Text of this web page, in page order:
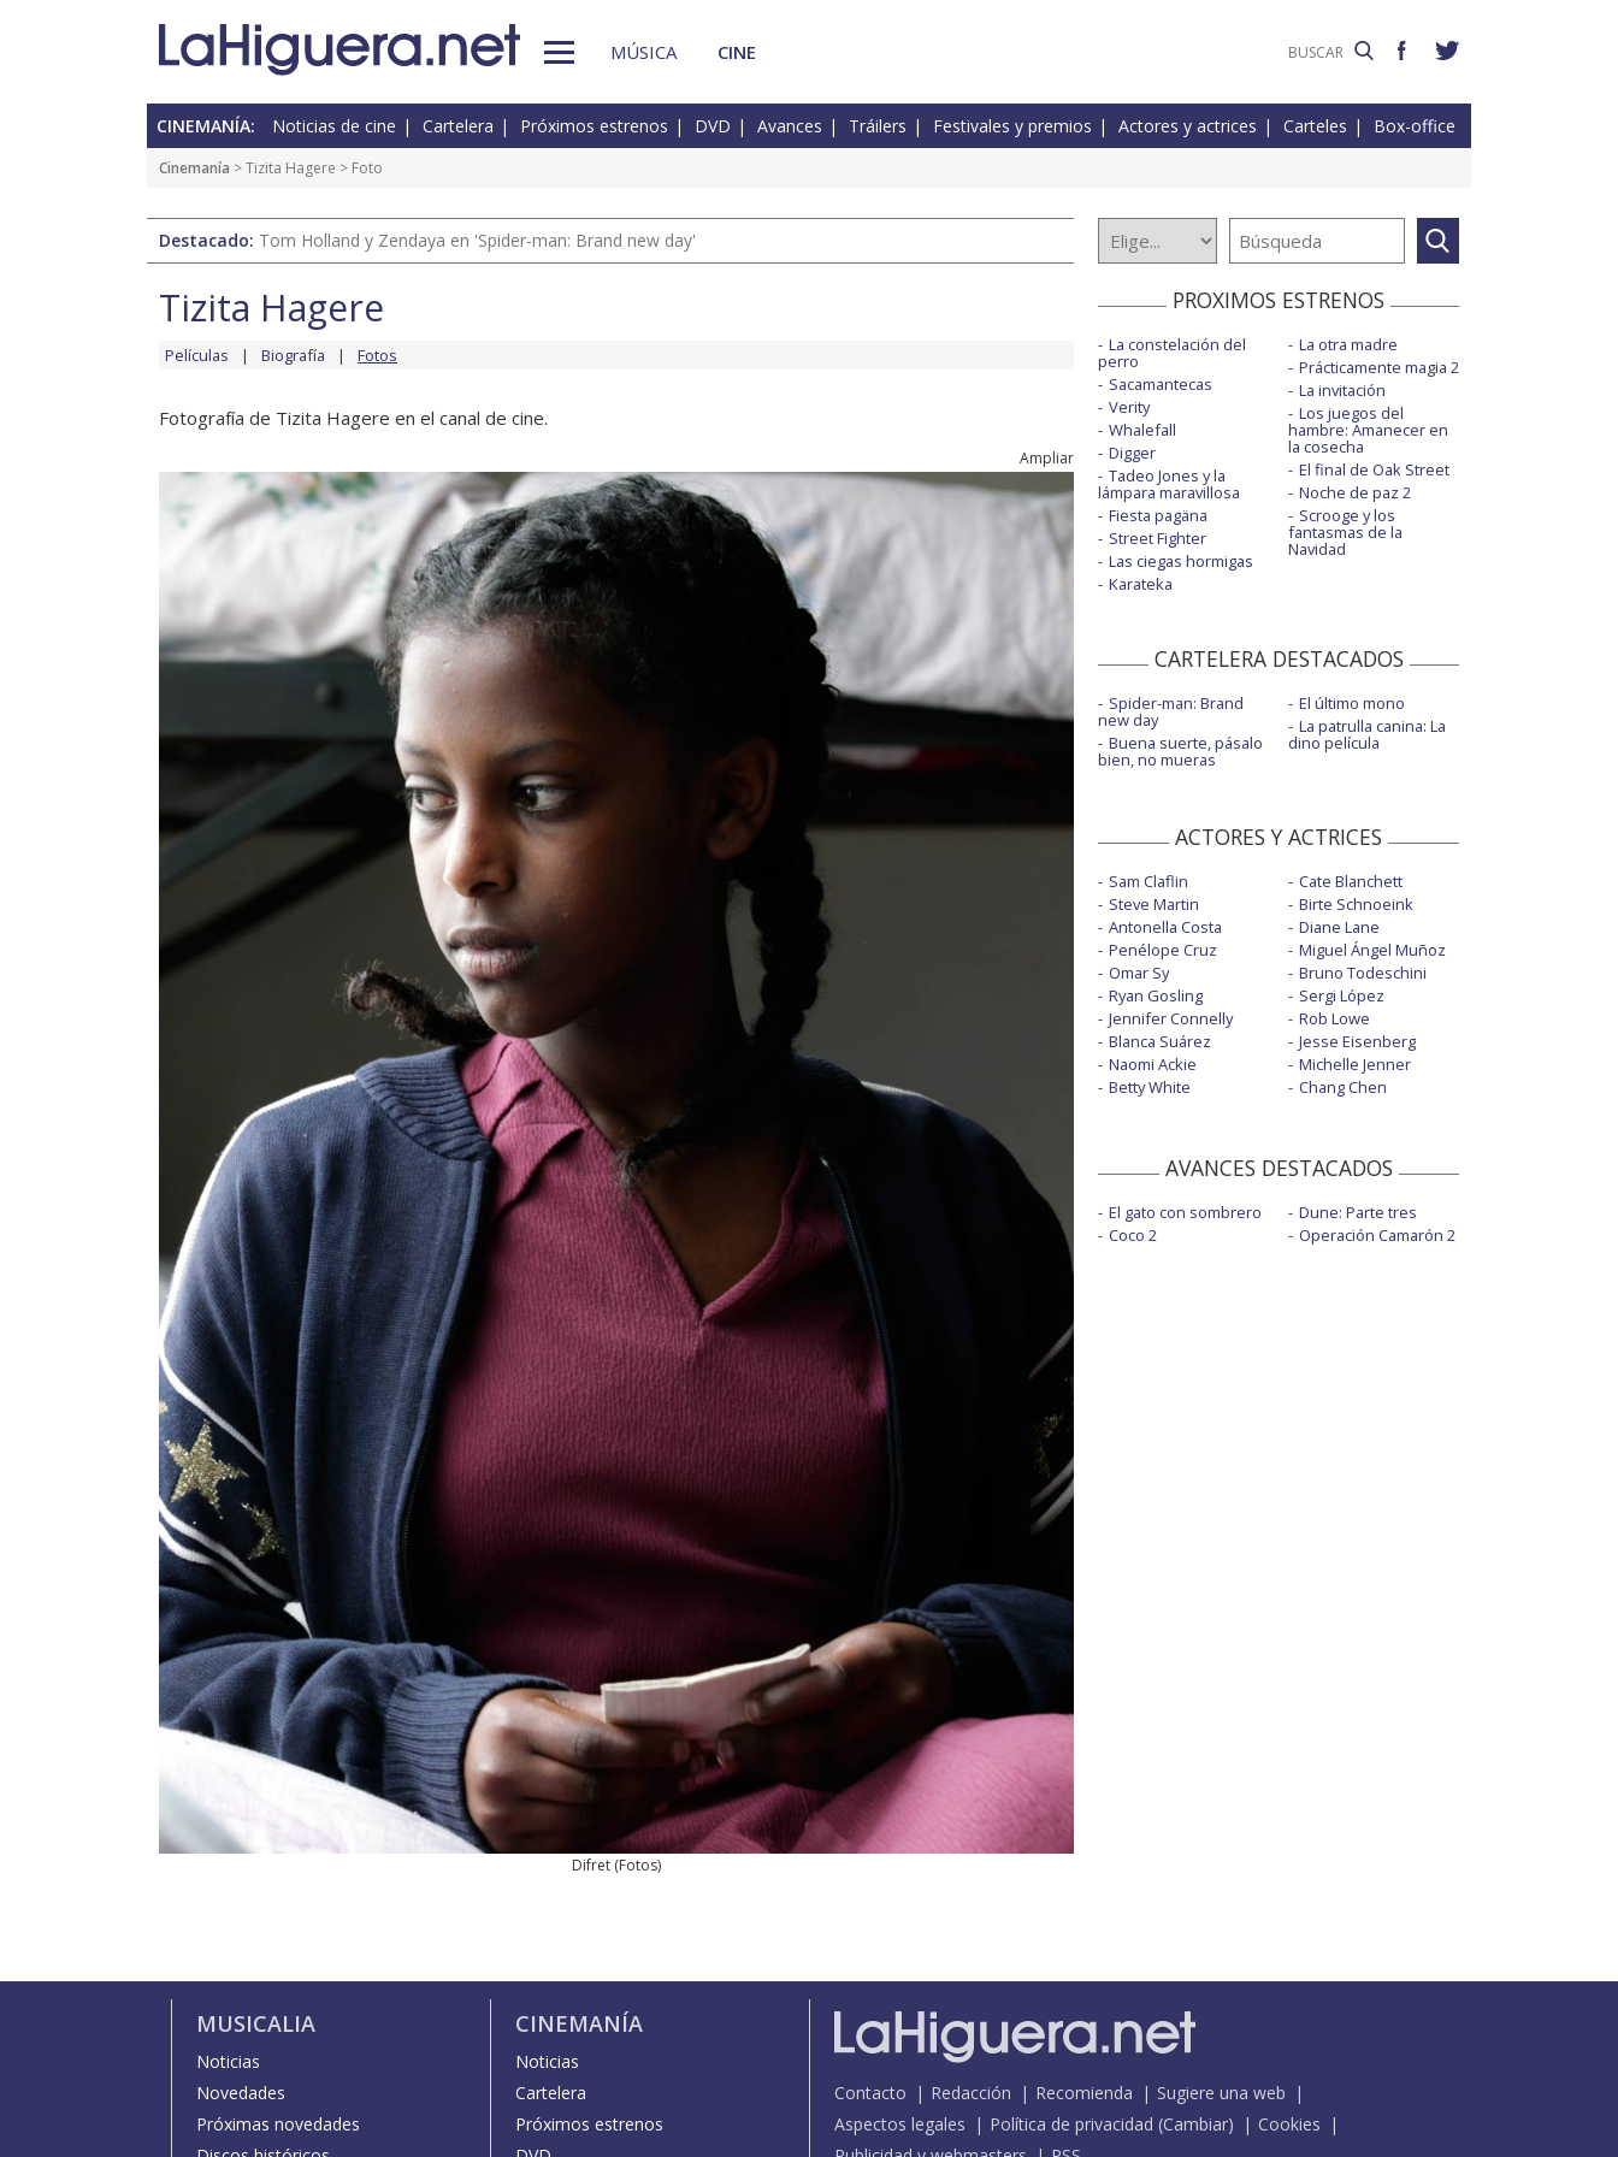
MÚSICA CINE
CINEMANÍA: Noticias de cine Cartelera Próximos estrenos DVD Avances Tráilers Festivales y premios Actores y actrices Carteles Box-office
Cinemanía >Tizita Hagere > Foto
Destacado: Tom Holland y Zendaya en 'Spider-man: Brand new day'
Tizita Hagere
Películas Biografía Fotos
Fotografía de Tizita Hagere en el canal de cine.
Ampliar
Difret (Fotos)
PROXIMOS ESTRENOS
La constelación del
perro
Sacamantecas
Verity
Whalefall
Digger
Tadeo Jones y la
lámpara maravillosa
Fiesta pagäna
Street Fighter
Las ciegas hormigas
Karateka
La otra madre
Prácticamente magia 2
La invitación
Los juegos del
hambre: Amanecer en
la cosecha
El final de Oak Street
Noche de paz 2
Scrooge y los
fantasmas de la
Navidad
CARTELERA DESTACADOS
Spider-man: Brand
new day
Buena suerte, pásalo
bien, no mueras
El último mono
La patrulla canina: La
dino película
ACTORES Y ACTRICES
Sam Claflin
Steve Martin
Antonella Costa
Penélope Cruz
Omar Sy
Ryan Gosling
Jennifer Connelly
Blanca Suárez
Naomi Ackie
Betty White
Cate Blanchett
Birte Schnoeink
Diane Lane
Miguel Ángel Muñoz
Bruno Todeschini
Sergi López
Rob Lowe
Jesse Eisenberg
Michelle Jenner
Chang Chen
AVANCES DESTACADOS
El gato con sombrero
Coco 2
Dune: Parte tres
Operación Camarón 2
MUSICALIA
Noticias
Novedades
Próximas novedades
CINEMANÍA
Noticias
Cartelera
Próximos estrenos
Contacto Redacción Recomienda
Sugiere una web
Aspectos legales
Política de privacidad (Cambiar)
Cookies